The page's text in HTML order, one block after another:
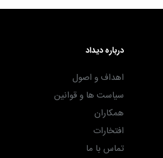
درباره دیداد
اهداف و اصول
سیاست ها و قوانین
همکاران
افتخارات
تماس با ما